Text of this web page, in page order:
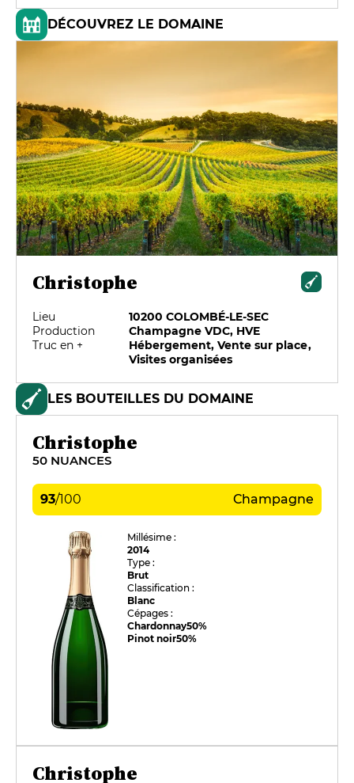
DÉCOUVREZ LE DOMAINE
Christophe
Lieu
10200 COLOMBÉ-LE-SEC
Production
Champagne VDC, HVE
Truc en +
Hébergement, Vente sur place,
Visites organisées
LES BOUTEILLES DU DOMAINE
Christophe
50 NUANCES
93/100 Champagne
Millésime :
2014
Type :
Brut
Classification :
Blanc
Cépages :
Chardonnay50%
Pinot noir50%
Christophe